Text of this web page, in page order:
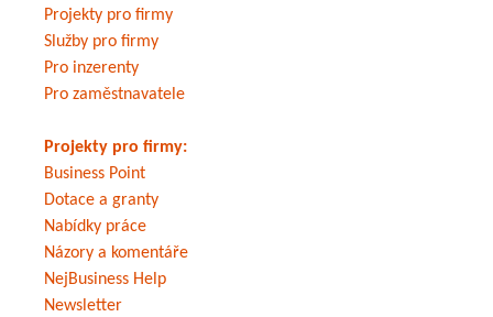
Projekty pro firmy
Služby pro firmy
Pro inzerenty
Pro zaměstnavatele
Projekty pro firmy:
Business Point
Dotace a granty
Nabídky práce
Názory a komentáře
NejBusiness Help
Newsletter